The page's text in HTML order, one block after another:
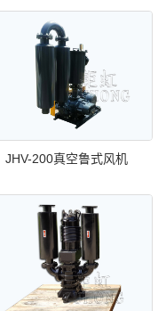
JHV-200真空鲁式风机